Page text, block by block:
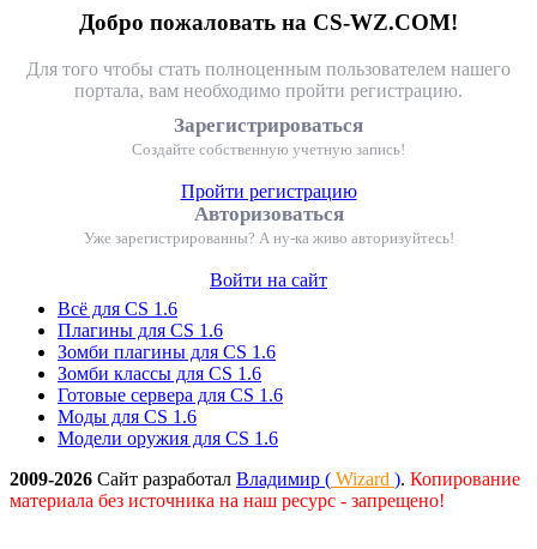
Добро пожаловать на CS-WZ.COM!
Для того чтобы стать полноценным пользователем нашего
портала, вам необходимо пройти регистрацию.
Зарегистрироваться
Создайте собственную учетную запись!
Пройти регистрацию
Авторизоваться
Уже зарегистрированны? А ну-ка живо авторизуйтесь!
Войти на сайт
Всё для CS 1.6
Плагины для CS 1.6
Зомби плагины для CS 1.6
Зомби классы для CS 1.6
Готовые сервера для CS 1.6
Моды для CS 1.6
Модели оружия для CS 1.6
2009-2026 Сайт разработал Владимир ( Wizard ). Копирование
материала без источника на наш ресурс - запрещено!